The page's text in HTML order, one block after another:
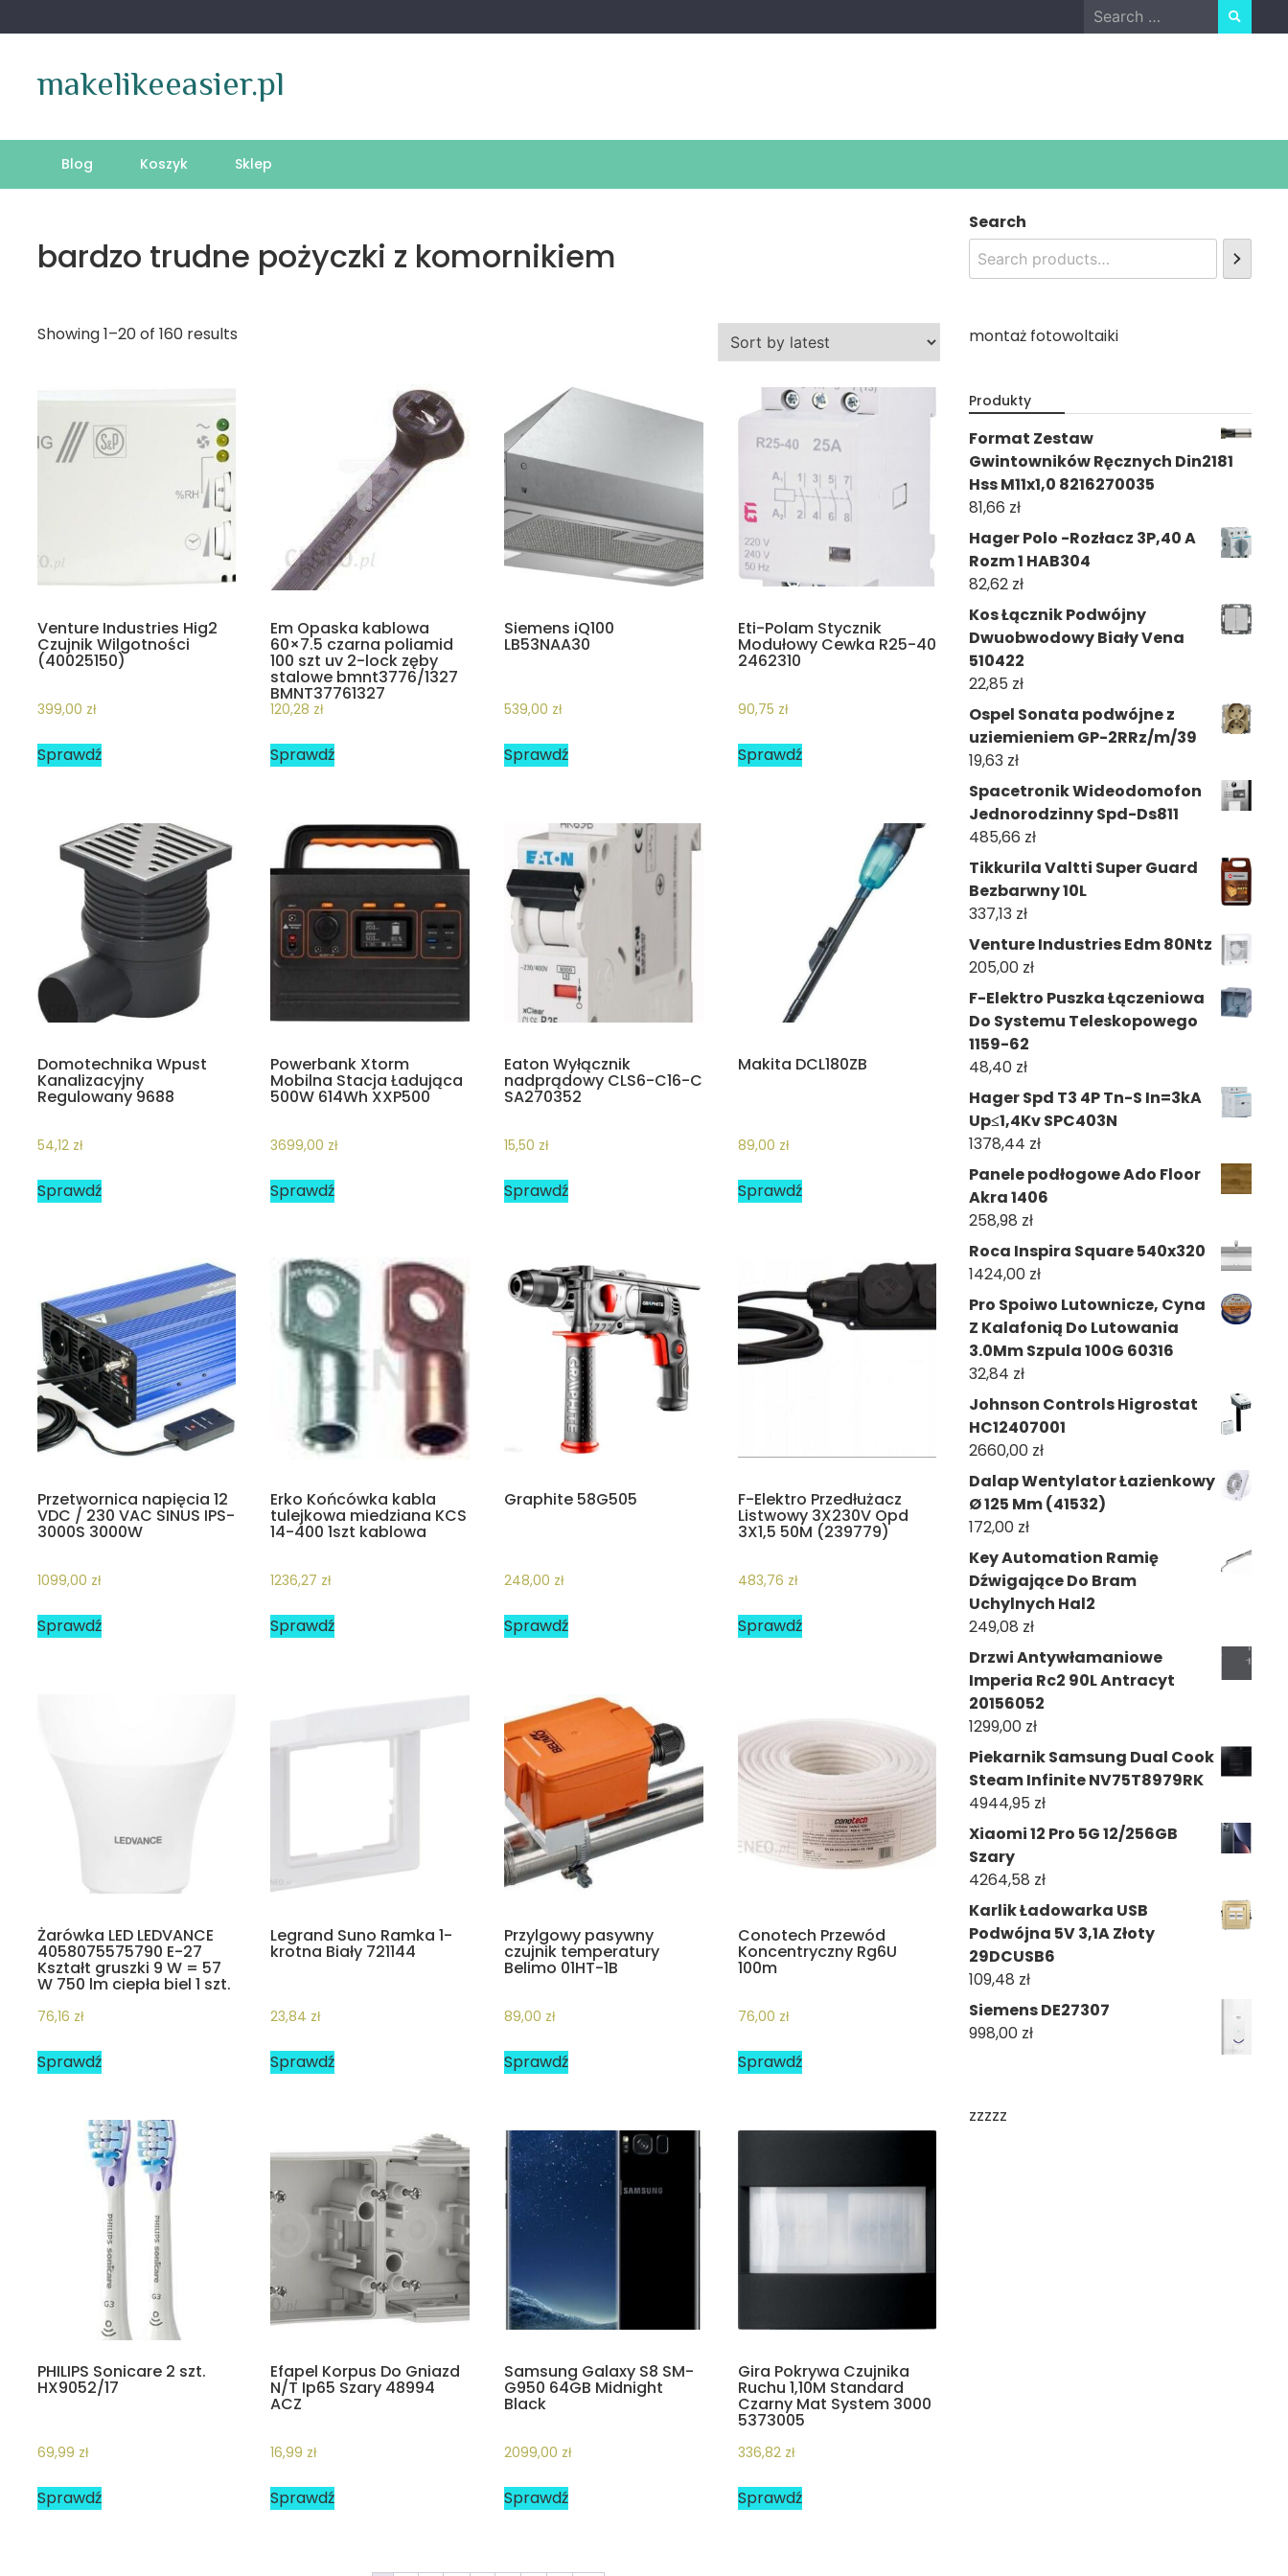
to
Search
for:
makelikeeasier.pl
Blog Koszyk Sklep
bardzo trudne pożyczki z komornikiem
Showing 1–20 of 160 results
Venture Industries Hig2
Czujnik Wilgotności
(40025150)
399,00 zł
Sprawdź
Em Opaska kablowa
60×7.5 czarna poliamid
100 szt uv 2-lock zęby
stalowe bmnt3776/1327
BMNT37761327
120,28 zł
Sprawdź
Siemens iQ100
LB53NAA30
539,00 zł
Sprawdź
Eti-Polam Stycznik
Modułowy Cewka R25-40
2462310
90,75 zł
Sprawdź
Domotechnika Wpust
Kanalizacyjny
Regulowany 9688
54,12 zł
Sprawdź
Powerbank Xtorm
Mobilna Stacja Ładująca
500W 614Wh XXP500
3699,00 zł
Sprawdź
Eaton Wyłącznik
nadprądowy CLS6-C16-C
SA270352
15,50 zł
Sprawdź
Makita DCL180ZB
89,00 zł
Sprawdź
Przetwornica napięcia 12
VDC / 230 VAC SINUS IPS-
3000S 3000W
1099,00 zł
Sprawdź
Erko Końcówka kabla
tulejkowa miedziana KCS
14-400 1szt kablowa
1236,27 zł
Sprawdź
Graphite 58G505
248,00 zł
Sprawdź
F-Elektro Przedłużacz
Listwowy 3X230V Opd
3X1,5 50M (239779)
483,76 zł
Sprawdź
Żarówka LED LEDVANCE
4058075575790 E-27
Kształt gruszki 9 W = 57
W 750 lm ciepła biel 1 szt.
76,16 zł
Sprawdź
Legrand Suno Ramka 1-
krotna Biały 721144
23,84 zł
Sprawdź
Przylgowy pasywny
czujnik temperatury
Belimo 01HT-1B
89,00 zł
Sprawdź
Conotech Przewód
Koncentryczny Rg6U
100m
76,00 zł
Sprawdź
PHILIPS Sonicare 2 szt.
HX9052/17
69,99 zł
Sprawdź
Efapel Korpus Do Gniazd
N/T Ip65 Szary 48994
ACZ
16,99 zł
Sprawdź
Samsung Galaxy S8 SM-
G950 64GB Midnight
Black
2099,00 zł
Sprawdź
Gira Pokrywa Czujnika
Ruchu 1,10M Standard
Czarny Mat System 3000
5373005
336,82 zł
Sprawdź
Search
montaż fotowoltaiki
Produkty
Format Zestaw
Gwintowników Ręcznych Din2181
Hss M11x1,0 8216270035
81,66 zł
Hager Polo -Rozłacz 3P,40 A
Rozm 1 HAB304
82,62 zł
Kos Łącznik Podwójny
Dwuobwodowy Biały Vena
510422
22,85 zł
Ospel Sonata podwójne z
uziemieniem GP-2RRz/m/39
19,63 zł
Spacetronik Wideodomofon
Jednorodzinny Spd-Ds811
485,66 zł
Tikkurila Valtti Super Guard
Bezbarwny 10L
337,13 zł
Venture Industries Edm 80Ntz
205,00 zł
F-Elektro Puszka Łączeniowa
Do Systemu Teleskopowego
1159-62
48,40 zł
Hager Spd T3 4P Tn-S In=3kA
Up≤1,4Kv SPC403N
1378,44 zł
Panele podłogowe Ado Floor
Akra 1406
258,98 zł
Roca Inspira Square 540x320
1424,00 zł
Pro Spoiwo Lutownicze, Cyna
Z Kalafonią Do Lutowania
3.0Mm Szpula 100G 60316
32,84 zł
Johnson Controls Higrostat
HC12407001
2660,00 zł
Dalap Wentylator Łazienkowy
Ø 125 Mm (41532)
172,00 zł
Key Automation Ramię
Dźwigające Do Bram
Uchylnych Hal2
249,08 zł
Drzwi Antywłamaniowe
Imperia Rc2 90L Antracyt
20156052
1299,00 zł
Piekarnik Samsung Dual Cook
Steam Infinite NV75T8979RK
4944,95 zł
Xiaomi 12 Pro 5G 12/256GB
Szary
4264,58 zł
Karlik Ładowarka USB
Podwójna 5V 3,1A Złoty
29DCUSB6
109,48 zł
Siemens DE27307
998,00 zł
zzzzz